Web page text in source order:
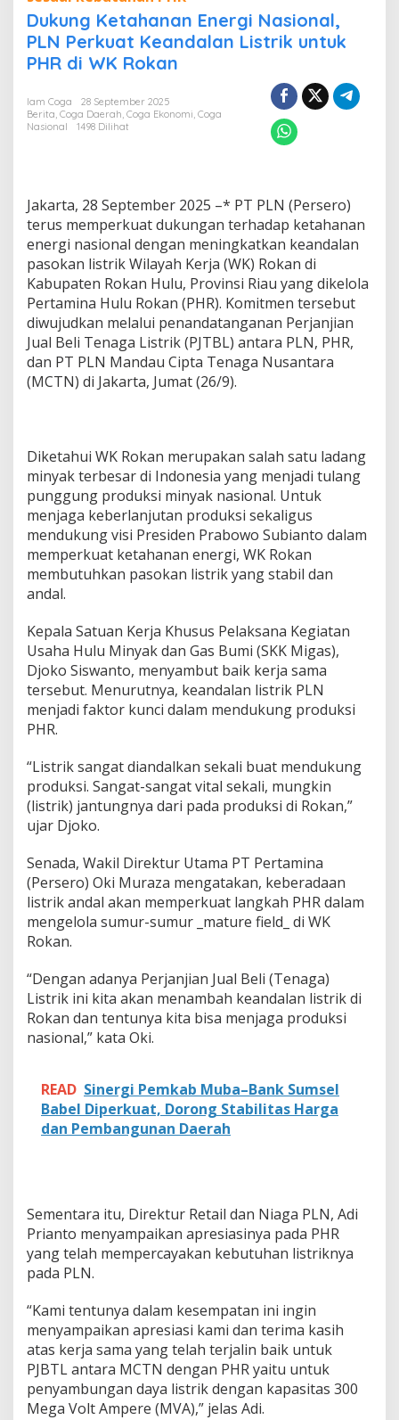
n
g
e
h
a
n
e
g
i
N
a
s
i
o
n
a
N
P
e
r
k
u
a
t
a
n
d
a
l
n
s
t
i
n
t
k
P
d
W
K
R
a
n
Dukung Ketahanan Energi Nasional,
PLN Perkuat Keandalan Listrik untuk
PHR di WK Rokan
Iam Coga
28 September 2025
Berita, Coga Daerah, Coga Ekonomi, Coga
Nasional
1498 Dilihat
Jakarta, 28 September 2025 –* PT PLN (Persero)
terus memperkuat dukungan terhadap ketahanan
energi nasional dengan meningkatkan keandalan
pasokan listrik Wilayah Kerja (WK) Rokan di
Kabupaten Rokan Hulu, Provinsi Riau yang dikelola
Pertamina Hulu Rokan (PHR). Komitmen tersebut
diwujudkan melalui penandatanganan Perjanjian
Jual Beli Tenaga Listrik (PJTBL) antara PLN, PHR,
dan PT PLN Mandau Cipta Tenaga Nusantara
(MCTN) di Jakarta, Jumat (26/9).
Diketahui WK Rokan merupakan salah satu ladang
minyak terbesar di Indonesia yang menjadi tulang
punggung produksi minyak nasional. Untuk
menjaga keberlanjutan produksi sekaligus
mendukung visi Presiden Prabowo Subianto dalam
memperkuat ketahanan energi, WK Rokan
membutuhkan pasokan listrik yang stabil dan
andal.
Kepala Satuan Kerja Khusus Pelaksana Kegiatan
Usaha Hulu Minyak dan Gas Bumi (SKK Migas),
Djoko Siswanto, menyambut baik kerja sama
tersebut. Menurutnya, keandalan listrik PLN
menjadi faktor kunci dalam mendukung produksi
PHR.
“Listrik sangat diandalkan sekali buat mendukung
produksi. Sangat-sangat vital sekali, mungkin
(listrik) jantungnya dari pada produksi di Rokan,”
ujar Djoko.
Senada, Wakil Direktur Utama PT Pertamina
(Persero) Oki Muraza mengatakan, keberadaan
listrik andal akan memperkuat langkah PHR dalam
mengelola sumur-sumur _mature field_ di WK
Rokan.
“Dengan adanya Perjanjian Jual Beli (Tenaga)
Listrik ini kita akan menambah keandalan listrik di
Rokan dan tentunya kita bisa menjaga produksi
nasional,” kata Oki.
READ Sinergi Pemkab Muba–Bank Sumsel
Babel Diperkuat, Dorong Stabilitas Harga
dan Pembangunan Daerah
Sementara itu, Direktur Retail dan Niaga PLN, Adi
Prianto menyampaikan apresiasinya pada PHR
yang telah mempercayakan kebutuhan listriknya
pada PLN.
“Kami tentunya dalam kesempatan ini ingin
menyampaikan apresiasi kami dan terima kasih
atas kerja sama yang telah terjalin baik untuk
PJBTL antara MCTN dengan PHR yaitu untuk
penyambungan daya listrik dengan kapasitas 300
Mega Volt Ampere (MVA),” jelas Adi.